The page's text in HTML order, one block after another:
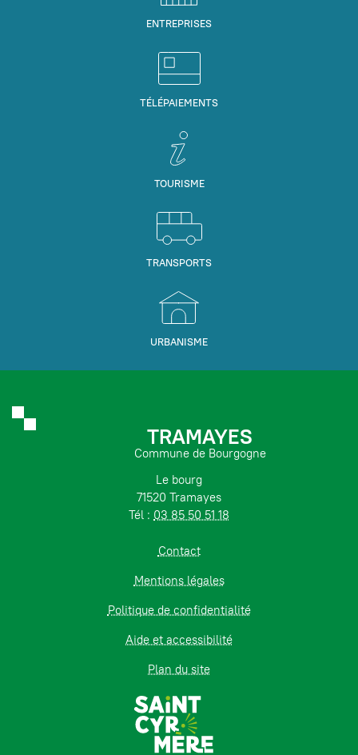
ENTREPRISES
TÉLÉPAIEMENTS
TOURISME
TRANSPORTS
URBANISME
TRAMAYES
Commune de Bourgogne
Le bourg
71520 Tramayes
Tél : 03 85 50 51 18
Contact
Mentions légales
Politique de confidentialité
Aide et accessibilité
Plan du site